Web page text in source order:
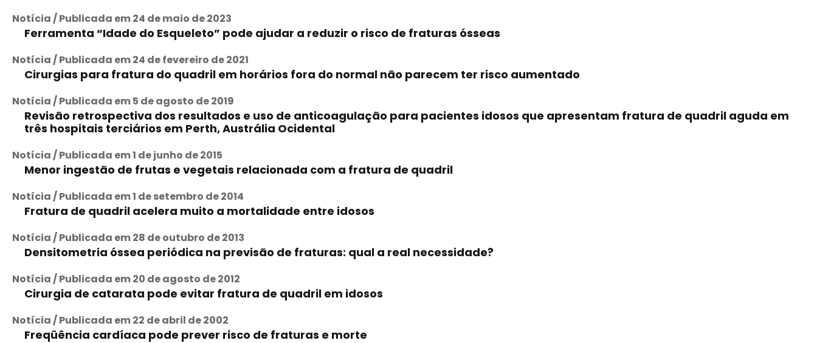
Notícia / Publicada em 24 de maio de 2023
Ferramenta “Idade do Esqueleto” pode ajudar a reduzir o risco de fraturas ósseas
Notícia / Publicada em 24 de fevereiro de 2021
Cirurgias para fratura do quadril em horários fora do normal não parecem ter risco aumentado
Notícia / Publicada em 5 de agosto de 2019
Revisão retrospectiva dos resultados e uso de anticoagulação para pacientes idosos que apresentam fratura de quadril aguda em
três hospitais terciários em Perth, Austrália Ocidental
Notícia / Publicada em 1 de junho de 2015
Menor ingestão de frutas e vegetais relacionada com a fratura de quadril
Notícia / Publicada em 1 de setembro de 2014
Fratura de quadril acelera muito a mortalidade entre idosos
Notícia / Publicada em 28 de outubro de 2013
Densitometria óssea periódica na previsão de fraturas: qual a real necessidade?
Notícia / Publicada em 20 de agosto de 2012
Cirurgia de catarata pode evitar fratura de quadril em idosos
Notícia / Publicada em 22 de abril de 2002
Freqüência cardíaca pode prever risco de fraturas e morte